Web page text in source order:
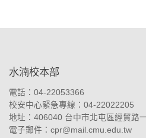
水湳校本部
電話：04-22053366
校安中心緊急專線：04-22022205
地址： 406040 台中市北屯區經貿路
電子郵件： cpr@mail.cmu.edu.tw